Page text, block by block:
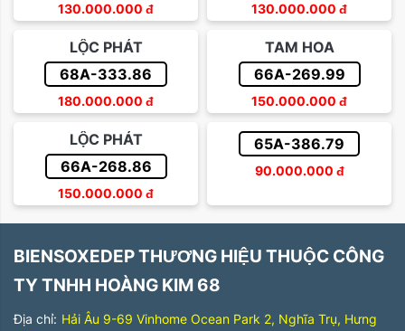
130.000.000 đ 130.000.000 đ
LỘC PHÁT
68A-333.86
180.000.000 đ
TAM HOA
66A-269.99
150.000.000 đ
LỘC PHÁT
66A-268.86
150.000.000 đ
65A-386.79
90.000.000 đ
BIENSOXEDEP THƯƠNG HIỆU THUỘC CÔNG
TY TNHH HOÀNG KIM 68
Địa chỉ: Hải Âu 9-69 Vinhome Ocean Park 2, Nghĩa Trụ, Hưng